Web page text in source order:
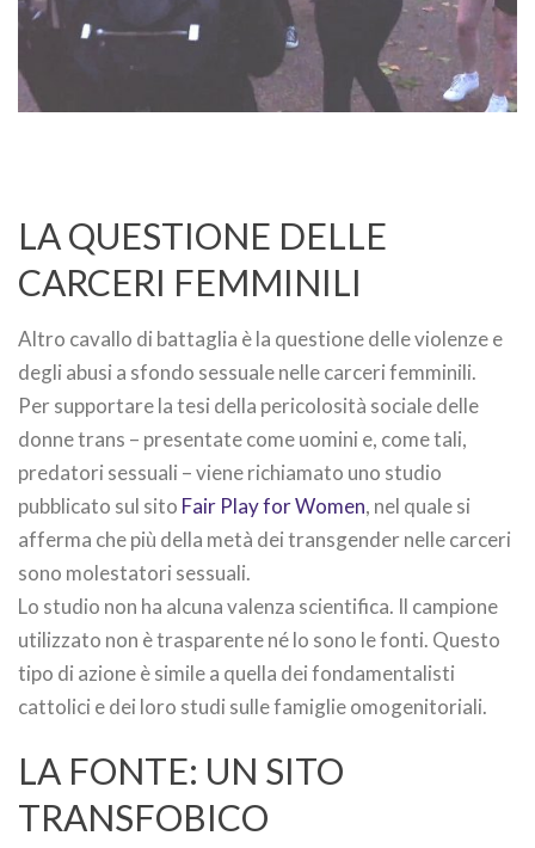
LA QUESTIONE DELLE
CARCERI FEMMINILI
Altro cavallo di battaglia è la questione delle violenze e
degli abusi a sfondo sessuale nelle carceri femminili.
Per supportare la tesi della pericolosità sociale delle
donne trans – presentate come uomini e, come tali,
predatori sessuali – viene richiamato uno studio
pubblicato sul sito Fair Play for Women, nel quale si
afferma che più della metà dei transgender nelle carceri
sono molestatori sessuali.
Lo studio non ha alcuna valenza scientifica. Il campione
utilizzato non è trasparente né lo sono le fonti. Questo
tipo di azione è simile a quella dei fondamentalisti
cattolici e dei loro studi sulle famiglie omogenitoriali.
LA FONTE: UN SITO
TRANSFOBICO